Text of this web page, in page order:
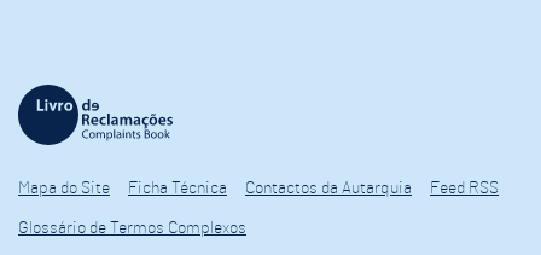
Mapa do Site Ficha Técnica Contactos da Autarquia Feed RSS
Glossário de Termos Complexos